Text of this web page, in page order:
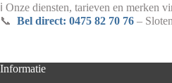
ℹ️ Onze diensten, tarieven en merken
📞 Bel direct: 0475 82 70 76 –
Informatie